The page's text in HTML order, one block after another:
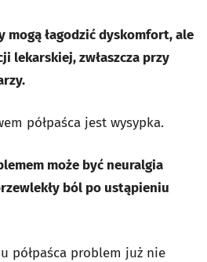
mogą łagodzić dyskomfort, ale
lekarskiej, zwłaszcza przy
półpaśca jest wysypka.
może być neuralgia
ból po ustąpieniu
półpaśca problem już nie